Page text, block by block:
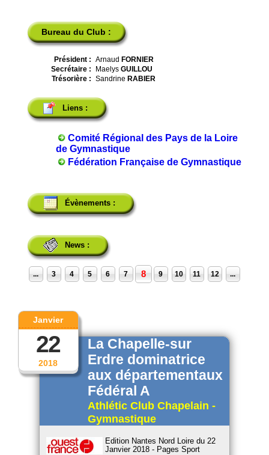
Bureau du Club :
Président : Arnaud FORNIER
Secrétaire :
Maelys GUILLOU
Trésorière :
Sandrine RABIER
Liens :
Comité Régional des Pays de la Loire
de Gymnastique
Fédération Française de Gymnastique
Évènements :
News :
... 3 4 5 6 7 8 9 10 11 12 ...
2018
Janvier
22
La Chapelle-sur
Erdre dominatrice
aux départementaux
Fédéral A
Athlétic Club Chapelain -
Gymnastique
Edition Nantes Nord Loire du 22
Janvier 2018 - Pages Sport